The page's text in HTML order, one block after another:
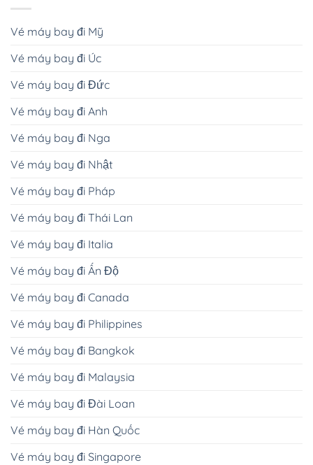
Vé máy bay đi Mỹ
Vé máy bay đi Úc
Vé máy bay đi Đức
Vé máy bay đi Anh
Vé máy bay đi Nga
Vé máy bay đi Nhật
Vé máy bay đi Pháp
Vé máy bay đi Thái Lan
Vé máy bay đi Italia
Vé máy bay đi Ấn Độ
Vé máy bay đi Canada
Vé máy bay đi Philippines
Vé máy bay đi Bangkok
Vé máy bay đi Malaysia
Vé máy bay đi Đài Loan
Vé máy bay đi Hàn Quốc
Vé máy bay đi Singapore